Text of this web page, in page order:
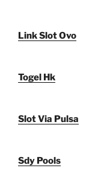
Link Slot Ovo
Togel Hk
Slot Via Pulsa
Sdy Pools